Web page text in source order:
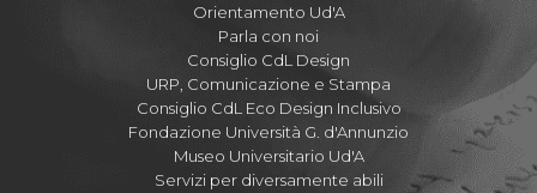
Orientamento Ud'A
Parla con noi
Consiglio CdL Design
URP, Comunicazione e Stampa
Consiglio CdL Eco Design Inclusivo
Fondazione Università G. d'Annunzio
Museo Universitario Ud'A
Servizi per diversamente abili